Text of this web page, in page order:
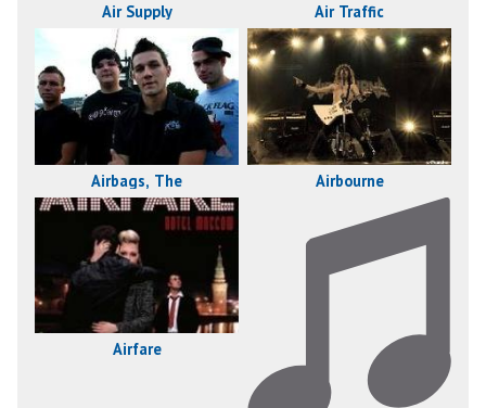
Air Supply Air Traffic
Airbags, The Airbourne
Airfare